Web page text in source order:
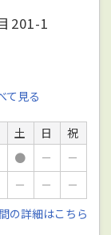
201-1
て見る
土 日
祝
● －
－
－ －
－
の詳細はこちら